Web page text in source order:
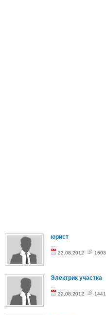
юрист
23.08.2012 1603
Электрик участка
...
22.08.2012 1441